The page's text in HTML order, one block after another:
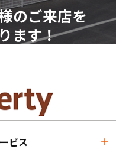
のご来店を
ます！
ビス